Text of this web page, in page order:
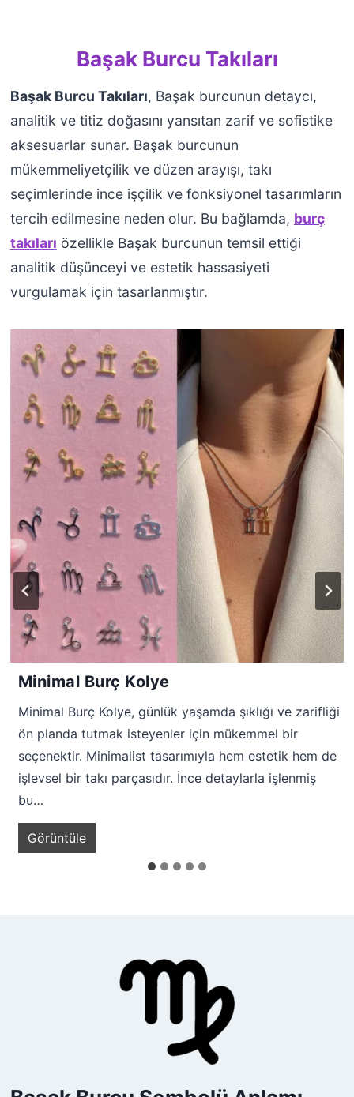
B
a
k
B
u
r
c
u
n
a
Başak Burcu Takıları
Başak Burcu Takıları, Başak burcunun detaycı,
analitik ve titiz doğasını yansıtan zarif ve sofistike
aksesuarlar sunar. Başak burcunun
mükemmeliyetçilik ve düzen arayışı, takı
seçimlerinde ince işçilik ve fonksiyonel tasarımların
tercih edilmesine neden olur. Bu bağlamda, burç
takıları özellikle Başak burcunun temsil ettiği
analitik düşünceyi ve estetik hassasiyeti
vurgulamak için tasarlanmıştır.
Minimal Burç Kolye
Minimal Burç Kolye, günlük yaşamda şıklığı ve zarifliği
ön planda tutmak isteyenler için mükemmel bir
seçenektir. Minimalist tasarımıyla hem estetik hem de
işlevsel bir takı parçasıdır. İnce detaylarla işlenmiş
bu…
GörüntüleM